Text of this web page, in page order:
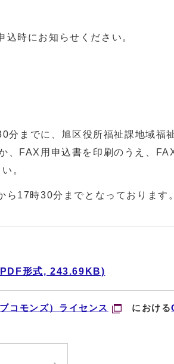
時にお知らせください。
分までに、旭区役所福祉課地域福
、FAX用申込書を印刷のうえ、
。
17時30分までとなっております。
形式, 243.69KB)
コモンズ）ライセンス における